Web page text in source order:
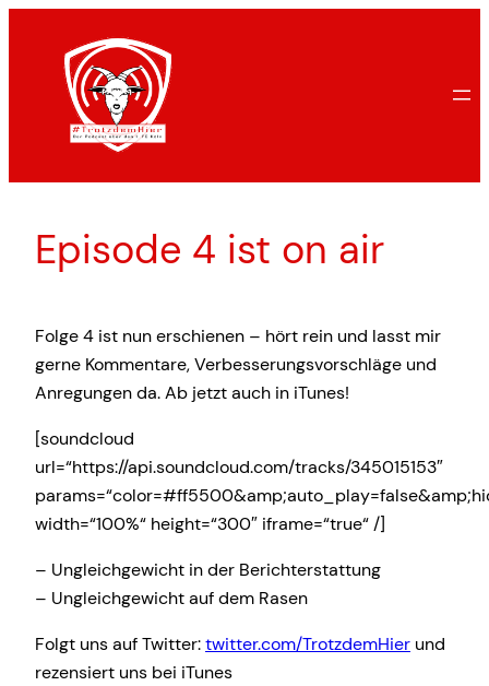
springen
Episode 4 ist on air
Folge 4 ist nun erschienen – hört rein und lasst mir
gerne Kommentare, Verbesserungsvorschläge und
Anregungen da. Ab jetzt auch in iTunes!
[soundcloud
url=“https://api.soundcloud.com/tracks/345015153″
width=“100%“ height=“300″ iframe=“true“ /]
– Ungleichgewicht in der Berichterstattung
– Ungleichgewicht auf dem Rasen
Folgt uns auf Twitter:twitter.com/TrotzdemHier und
rezensiert uns bei iTunes